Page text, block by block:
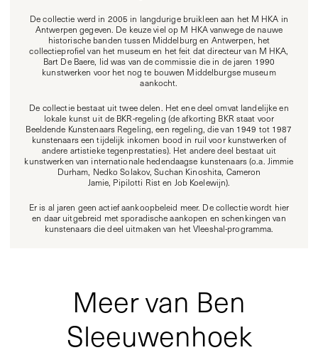
De collectie werd in 2005 in langdurige bruikleen aan het M HKA in
Antwerpen gegeven. De keuze viel op M HKA vanwege de nauwe
historische banden tussen Middelburg en Antwerpen, het
collectieprofiel van het museum en het feit dat directeur van M HKA,
Bart De Baere, lid was van de commissie die in de jaren 1990
kunstwerken voor het nog te bouwen Middelburgse museum
aankocht.
De collectie bestaat uit twee delen. Het ene deel omvat landelijke en
lokale kunst uit de BKR-regeling (de afkorting BKR staat voor
Beeldende Kunstenaars Regeling, een regeling, die van 1949 tot 1987
kunstenaars een tijdelijk inkomen bood in ruil voor kunstwerken of
andere artistieke tegenprestaties). Het andere deel bestaat uit
kunstwerken van internationale hedendaagse kunstenaars (o.a. Jimmie
Durham, Nedko Solakov, Suchan Kinoshita, Cameron
Jamie, Pipilotti Rist en Job Koelewijn).
Er is al jaren geen actief aankoopbeleid meer. De collectie wordt hier
en daar uitgebreid met sporadische aankopen en schenkingen van
kunstenaars die deel uitmaken van het Vleeshal-programma.
Meer van Ben
Sleeuwenhoek